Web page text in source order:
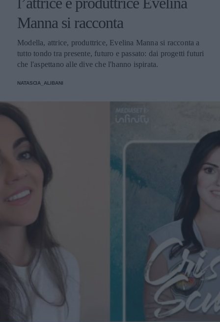
Manna si racconta
Modella, attrice, produttrice, Evelina Manna si racconta a
tutto tondo tra presente, futuro e passato: dai progetti futuri
che l'aspettano alle dive che l'hanno ispirata.
NATASCIA_ALIBANI